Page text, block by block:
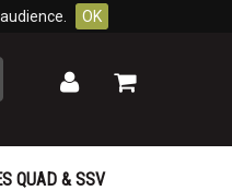
OK
Mon
Mon
QUAD & SSV